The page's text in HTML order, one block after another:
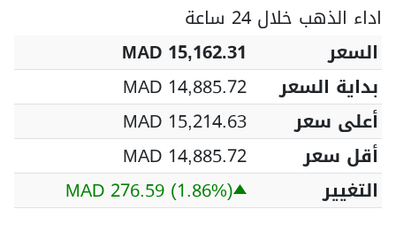
اداء الذهب خلال 24 ساعة
السعر
MAD 15,162.31
بداية السعر
MAD 14,885.72
أعلى سعر
MAD 15,214.63
أقل سعر
MAD 14,885.72
التغيير
MAD 276.59 (1.86%)